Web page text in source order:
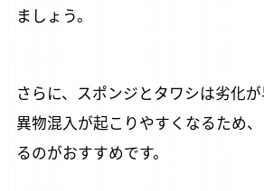
SNSのフォロ
ましょう。
さらに、スポンジとタワシは劣化
異物混入が起こりやすくなるため
るのがおすすめです。